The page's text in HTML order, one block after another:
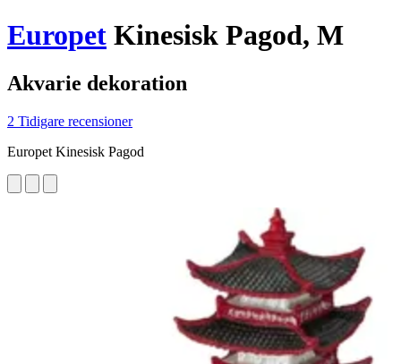
Europet Kinesisk Pagod, M
Akvarie dekoration
2 Tidigare recensioner
Europet Kinesisk Pagod